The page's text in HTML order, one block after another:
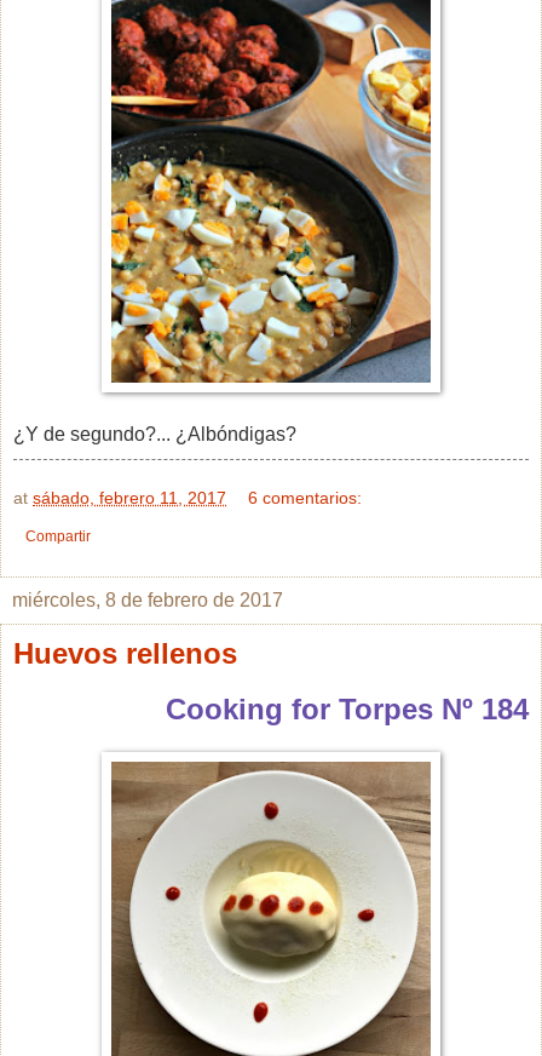
¿Y de segundo?... ¿Albóndigas?
at sábado, febrero 11, 2017 6 comentarios:
Compartir
miércoles, 8 de febrero de 2017
Huevos rellenos
Cooking for Torpes Nº 184